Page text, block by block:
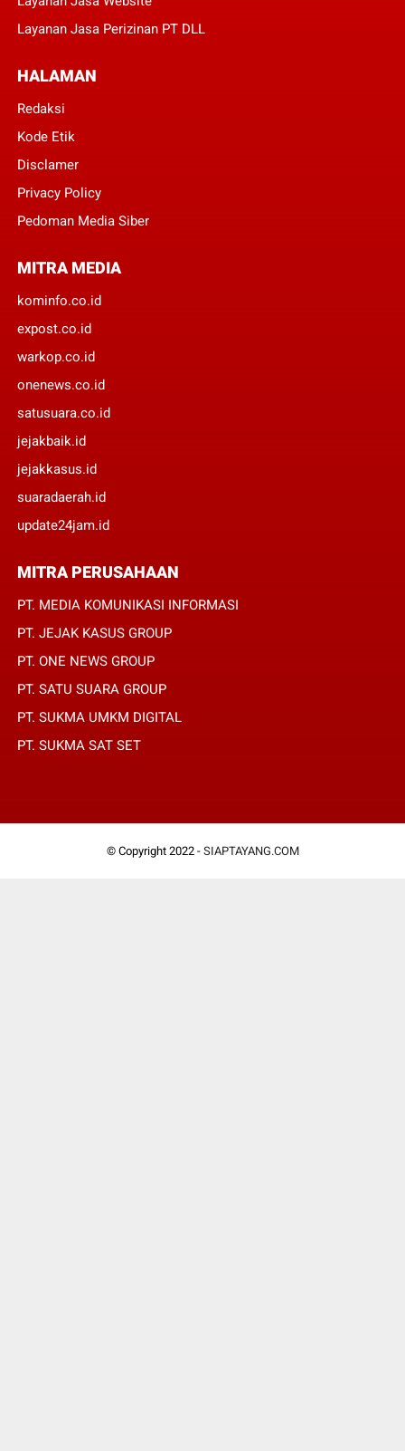
Layanan Jasa Perizinan PT DLL
HALAMAN
Redaksi
Kode Etik
Disclamer
Privacy Policy
Pedoman Media Siber
MITRA MEDIA
kominfo.co.id
expost.co.id
warkop.co.id
onenews.co.id
satusuara.co.id
jejakbaik.id
jejakkasus.id
suaradaerah.id
update24jam.id
MITRA PERUSAHAAN
PT. MEDIA KOMUNIKASI INFORMASI
PT. JEJAK KASUS GROUP
PT. ONE NEWS GROUP
PT. SATU SUARA GROUP
PT. SUKMA UMKM DIGITAL
PT. SUKMA SAT SET
© Copyright 2022 - SIAPTAYANG.COM